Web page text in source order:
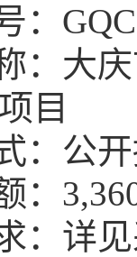
：
：大
目
：公
：
：详